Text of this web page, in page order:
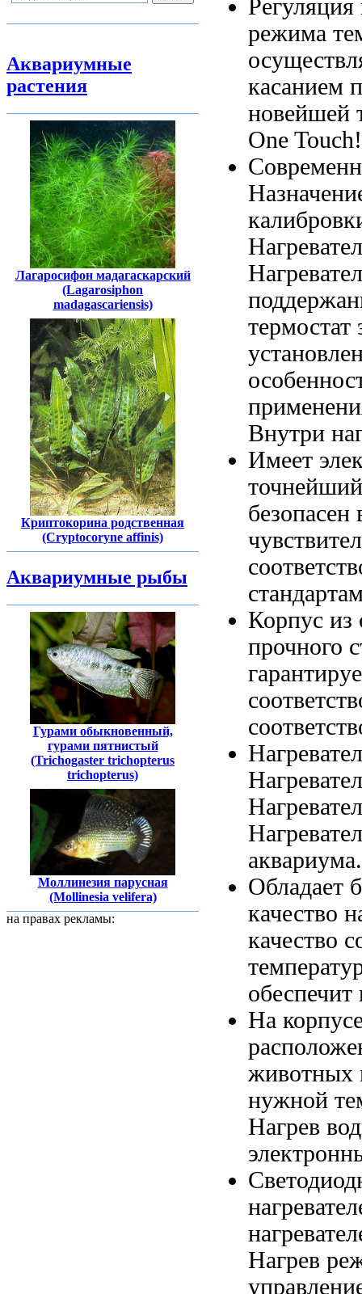
Аквариумные
растения
Лагаросифон мадагаскарский
(Lagarosiphon
madagascariensis)
Криптокорина родственная
(Cryptocoryne affinis)
Аквариумные рыбы
Гурами обыкновенный,
гурами пятнистый
(Trichogaster trichopterus
trichopterus)
Моллинезия парусная
(Mollinesia velifera)
на правах рекламы:
режима
касанием
новейшей
One
термостат
Внутри
Имеет
точнейший
безопасен
Корпус из
прочного
Обладает
качество
качество
На
животных
нужной
Нагрев
Нагрев